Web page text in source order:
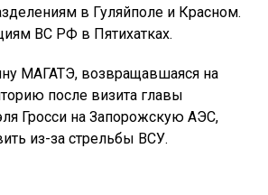
в Гуляйполе и Красном.
ВС РФ в Пятихатках.
МАГАТЭ, возвращавшаяся на
после визита главы
Гросси на Запорожскую АЭС,
из-за стрельбы ВСУ.